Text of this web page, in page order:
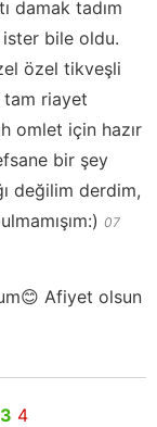
damak tadım
bile oldu.
özel tikveşli
tam riayet
omlet için hazır
bir şey
değilim derdim,
07
Afiyet olsun
3 4